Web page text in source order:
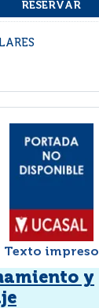
Texto impreso
y